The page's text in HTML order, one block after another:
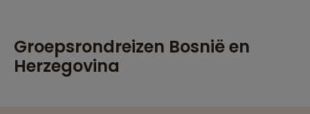
Groepsrondreizen Bosnië en
Herzegovina